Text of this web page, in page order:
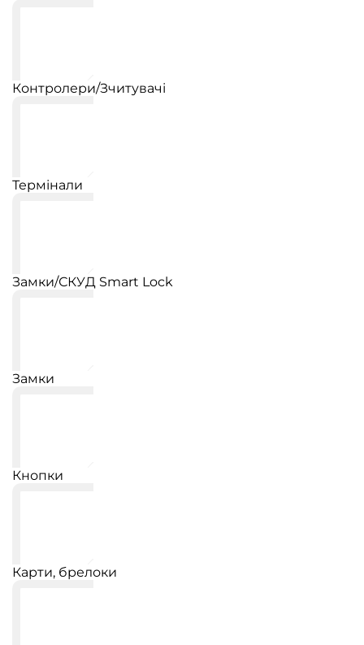
Контролери/Зчитувачі
Термінали
Замки/СКУД Smart Lock
Замки
Кнопки
Карти, брелоки